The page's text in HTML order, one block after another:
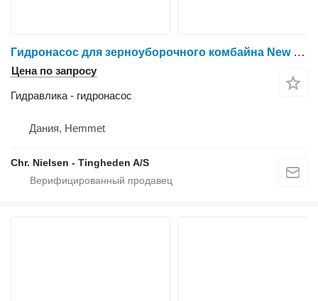
Гидронасос для зерноуборочного комбайна New Holland TF44
Цена по запросу
Гидравлика - гидронасос
Дания, Hemmet
Chr. Nielsen - Tingheden A/S